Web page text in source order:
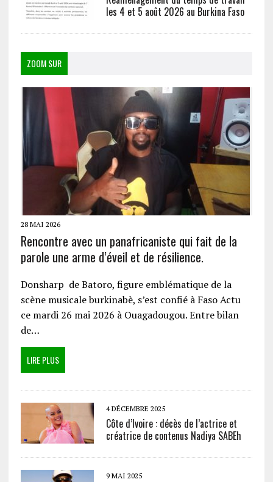
les 4 et 5 août 2026 au Burkina Faso
ZOOM SUR
28 MAI 2026
Rencontre avec un panafricaniste qui fait de la
parole une arme d’éveil et de résilience.
Donsharp de Batoro, figure emblématique de la
scène musicale burkinabè, s’est confié à Faso Actu
ce mardi 26 mai 2026 à Ouagadougou. Entre bilan
de…
LIRE PLUS
4 DÉCEMBRE 2025
Côte d’Ivoire : décès de l’actrice et
créatrice de contenus Nadiya SABEh
9 MAI 2025